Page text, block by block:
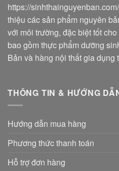
https://sinhthainguyenban.com/
thiệu các sản phẩm nguyên
với môi trường, đặc biệt tốt
bao gồm thực phẩm dưỡng
Bản và hàng nội thất gia dụng
THÔNG TIN & HƯỚNG
Hướng dẫn mua hàng
Phương thức thanh toán
Hỗ trợ đơn hàng